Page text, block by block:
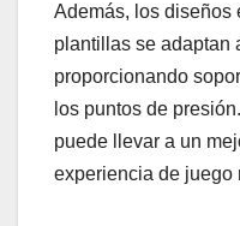
Además, los diseños
plantillas se adaptan
proporcionando
los puntos de
puede llevar a un
experiencia de juego